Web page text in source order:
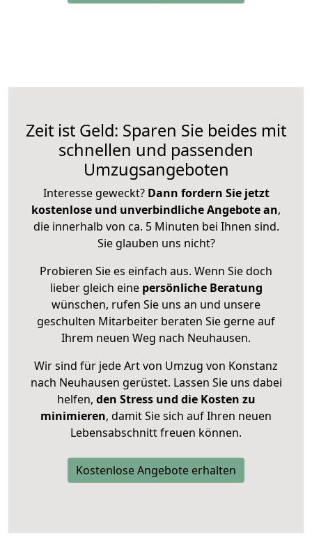
Zeit ist Geld: Sparen Sie beides mit
schnellen und passenden
Umzugsangeboten
Interesse geweckt? Dann fordern Sie jetzt
kostenlose und unverbindliche Angebote an,
die innerhalb von ca. 5 Minuten bei Ihnen sind.
Sie glauben uns nicht?
Probieren Sie es einfach aus. Wenn Sie doch
lieber gleich eine persönliche Beratung
wünschen, rufen Sie uns an und unsere
geschulten Mitarbeiter beraten Sie gerne auf
Ihrem neuen Weg nach Neuhausen.
Wir sind für jede Art von Umzug von Konstanz
nach Neuhausen gerüstet. Lassen Sie uns dabei
helfen, den Stress und die Kosten zu
minimieren, damit Sie sich auf Ihren neuen
Lebensabschnitt freuen können.
Kostenlose Angebote erhalten